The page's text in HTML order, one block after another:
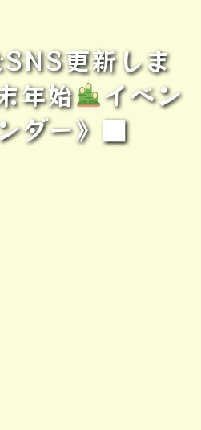
更新しま
年始
イベン
ダー》■